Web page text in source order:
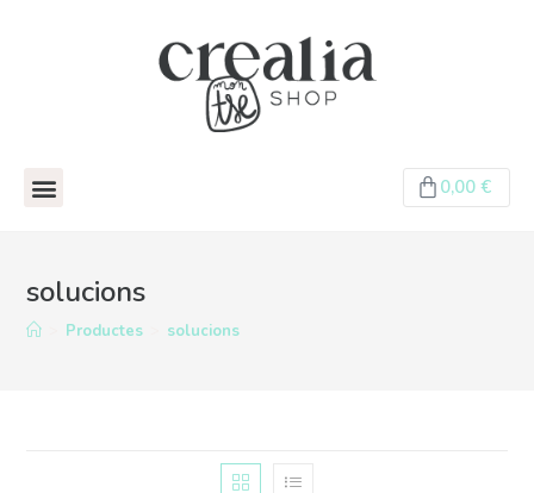
0,00 €
solucions
Productes solucions